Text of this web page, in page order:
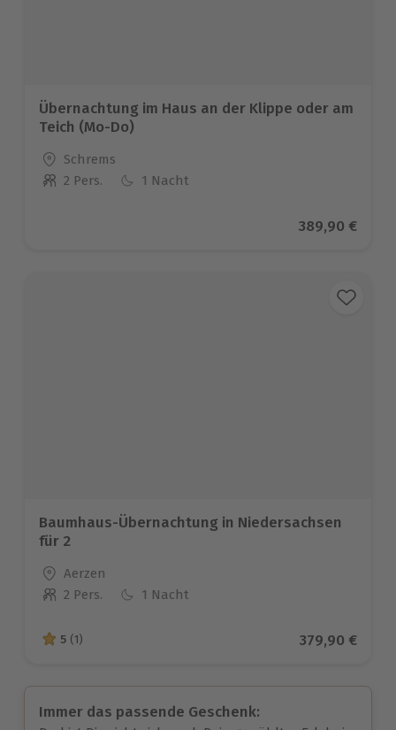
Übernachtung im Haus an der Klippe oder am
Teich (Mo-Do)
Standort
Schrems
Anzahl der Teilnehmer
2 Pers. 1 Nacht
Aktueller
389,90 €
Baumhaus-Übernachtung in Niedersachsen
für 2
Standort
Aerzen
Anzahl der Teilnehmer
2 Pers. 1 Nacht
5 von 5 Sternen basierend auf 1 Bewertungen
5 (1) Aktueller
379,90 €
Immer das passende Geschenk: